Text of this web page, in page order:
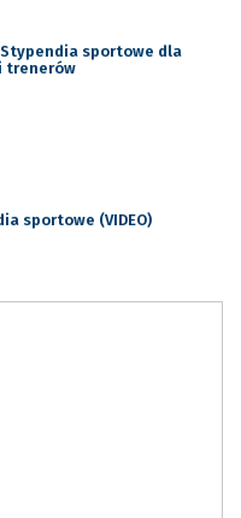
Stypendia sportowe dla
trenerów
sportowe (VIDEO)